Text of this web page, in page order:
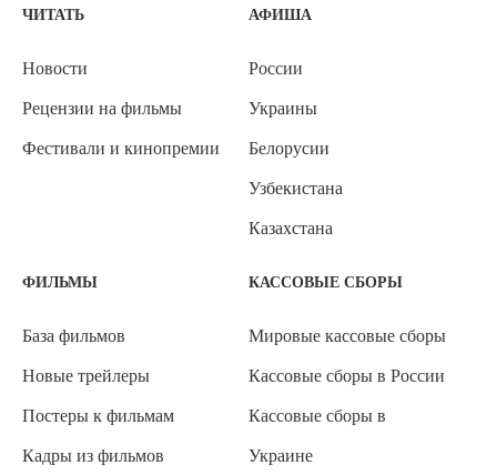
ЧИТАТЬ
Новости
Рецензии на фильмы
Фестивали и кинопремии
АФИША
России
Украины
Белорусии
Узбекистана
Казахстана
ФИЛЬМЫ
База фильмов
Новые трейлеры
Постеры к фильмам
Кадры из фильмов
КАССОВЫЕ СБОРЫ
Мировые кассовые сборы
Кассовые сборы в России
Кассовые сборы в
Украине